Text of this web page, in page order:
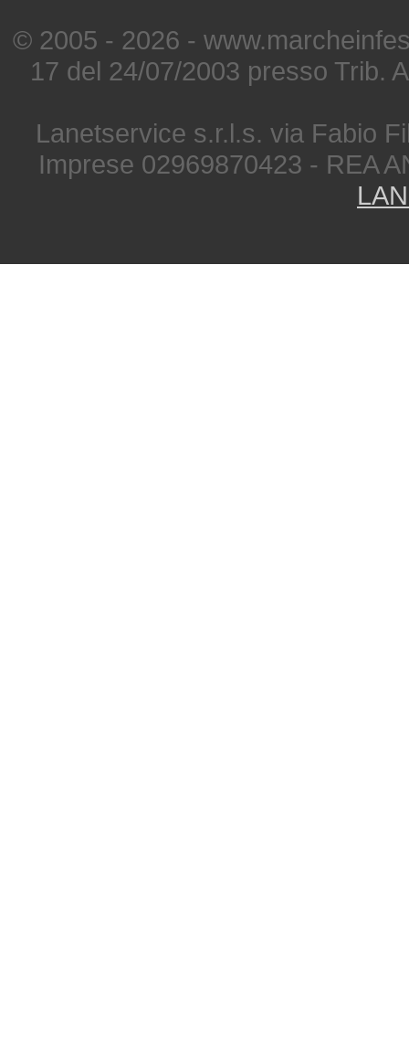
© 2005 - 2026 -
17 del 24/07/2003 presso Trib.
Lanetservice s.r.l.s. via Fabio
Imprese 02969870423 - REA